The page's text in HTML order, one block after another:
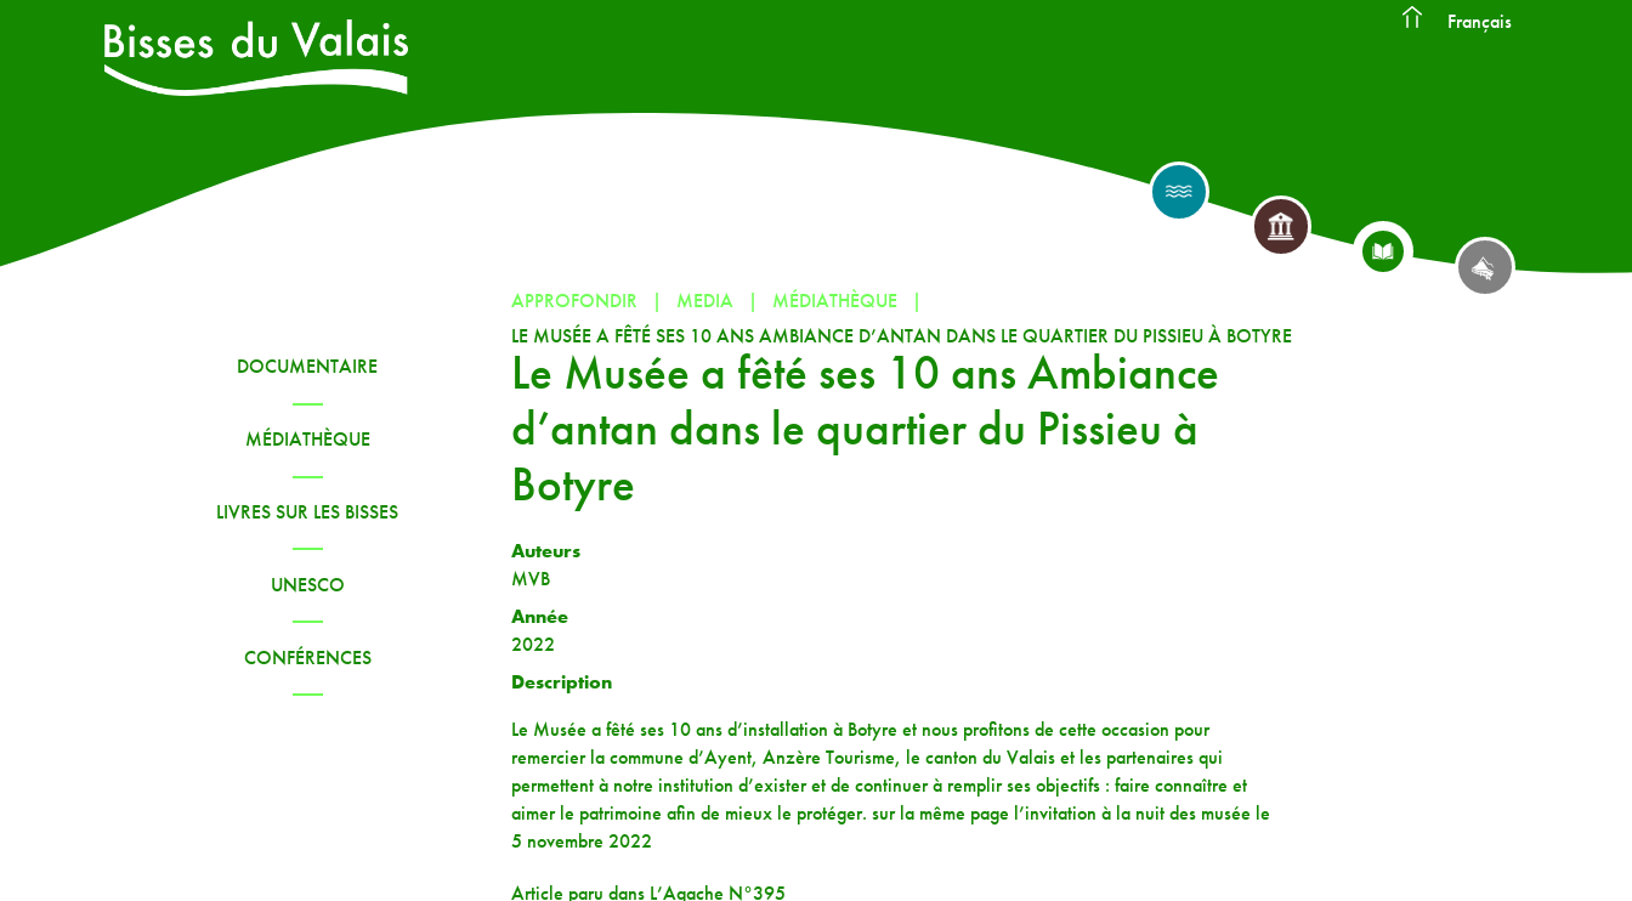
Français
DOCUMENTAIRE
MÉDIATHÈQUE
LIVRES SUR LES BISSES
UNESCO
CONFÉRENCES
APPROFONDIR MEDIA
MÉDIATHÈQUE
LE MUSÉE A FÊTÉ SES 10 ANS AMBIANCE D’ANTAN DANS LE QUARTIER DU PISSIEU À BOTYRE
Le Musée a fêté ses 10 ans Ambiance
d’antan dans le quartier du Pissieu à
Botyre
Auteurs
MVB
Année
2022
Description
Le Musée a fêté ses 10 ans d’installation à Botyre et nous profitons de cette occasion pour
remercier la commune d’Ayent, Anzère Tourisme, le canton du Valais et les partenaires qui
permettent à notre institution d’exister et de continuer à remplir ses objectifs : faire connaître et
aimer le patrimoine afin de mieux le protéger. sur la même page l’invitation à la nuit des musée le
5 novembre 2022
Article paru dans L’Agache N°395